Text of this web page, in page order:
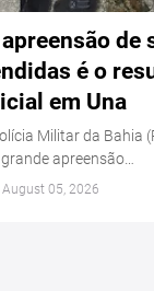
de
é o
em Una
Militar da Bahia
apreensão…
August 05, 2026